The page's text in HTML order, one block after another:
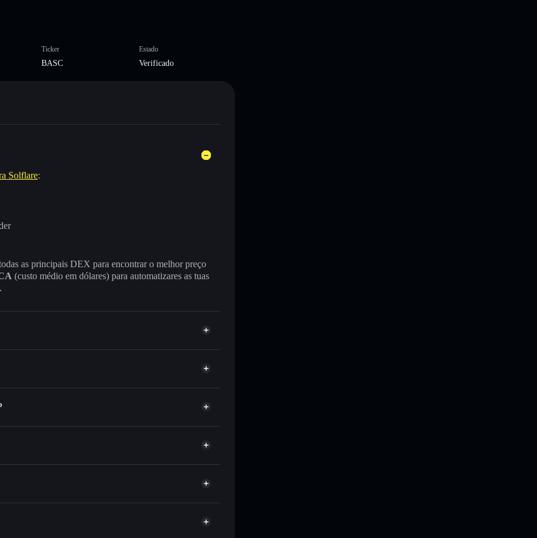
Ticker
BASC
Estado
Verificado
Solflare:
as principais DEX para encontrar o melhor preço
(custo médio em dólares) para automatizares as tuas
.
milhares de outros tokens Solana com
em BASC
as carteiras usando o Agregador de
custodial Solflare